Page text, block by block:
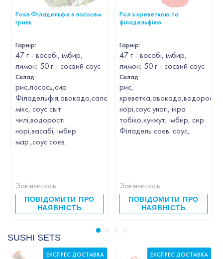
Роял Філадельфія з лососем
гриль
Гарнір:
47 г - васабі, імбир,
лимон; 50 г - соєвий соус
Склад:
рис,лосось,сир
Філадельфія,авокадо,салатний
мікс, соус світ
чилі,водорості
норі,васабі, імбир
мар.,соус соєв.
Закінчилось
ПОВІДОМИТИ ПРО
НАЯВНІСТЬ
Рол з креветкою та
філадельфією
Гарнір:
47 г - васабі, імбир,
лимон; 50 г - соєвий соус
Склад:
рис,
креветка,авокадо,водорості
норі,соус унагі, ікра
тобіко,кунжут, імбир, сир
Філадель соєв. соус,
Закінчилось
ПОВІДОМИТИ ПРО
НАЯВНІСТЬ
SUSHI SETS
ЕКСПРЕС ДОСТАВКА ЕКСПРЕС ДОСТАВКА